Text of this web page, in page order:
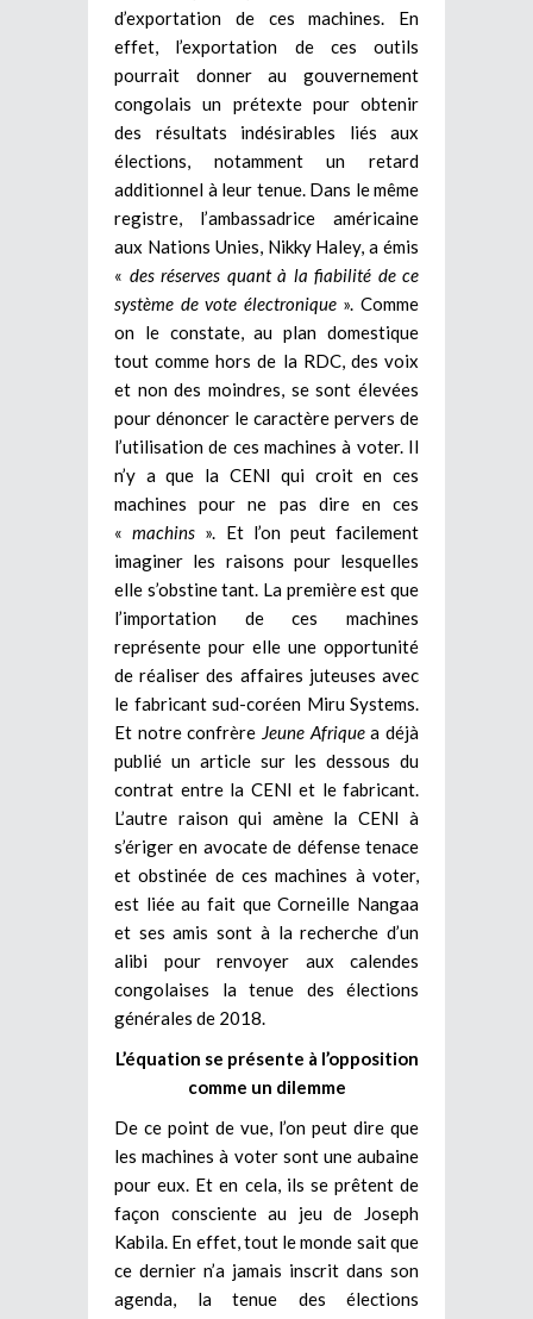
d’exportation de ces machines. En
effet, l’exportation de ces outils
pourrait donner au gouvernement
congolais un prétexte pour obtenir
des résultats indésirables liés aux
élections, notamment un retard
additionnel à leur tenue. Dans le même
registre, l’ambassadrice américaine
aux Nations Unies, Nikky Haley, a émis
« des réserves quant à la fiabilité de ce
système de vote électronique». Comme
on le constate, au plan domestique
tout comme hors de la RDC, des voix
et non des moindres, se sont élevées
pour dénoncer le caractère pervers de
l’utilisation de ces machines à voter. Il
n’y a que la CENI qui croit en ces
machines pour ne pas dire en ces
«machins ». Et l’on peut facilement
imaginer les raisons pour lesquelles
elle s’obstine tant. La première est que
l’importation de ces machines
représente pour elle une opportunité
de réaliser des affaires juteuses avec
le fabricant sud-coréen Miru Systems.
Et notre confrère Jeune Afriquea déjà
publié un article sur les dessous du
contrat entre la CENI et le fabricant.
L’autre raison qui amène la CENI à
s’ériger en avocate de défense tenace
et obstinée de ces machines à voter,
est liée au fait que Corneille Nangaa
et ses amis sont à la recherche d’un
alibi pour renvoyer aux calendes
congolaises la tenue des élections
générales de 2018.
L’équation se présente à l’opposition
comme un dilemme
De ce point de vue, l’on peut dire que
les machines à voter sont une aubaine
pour eux. Et en cela, ils se prêtent de
façon consciente au jeu de Joseph
Kabila. En effet, tout le monde sait que
ce dernier n’a jamais inscrit dans son
agenda, la tenue des élections